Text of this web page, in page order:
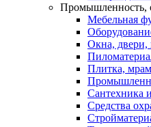
Промышленность,
Мебельная
Окна,
Плитка,
Сантехника
Средства